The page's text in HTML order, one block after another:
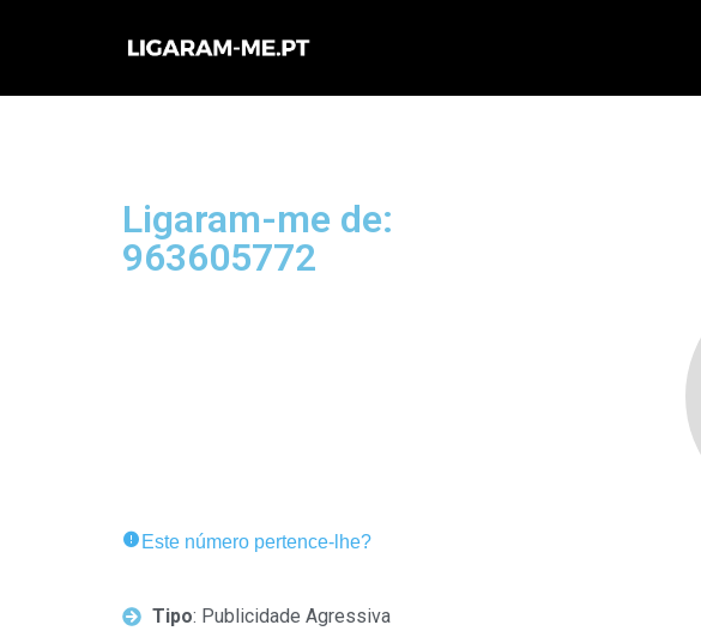
para
Ligaram-me de:
963605772
Este número pertence-lhe?
Tipo: Publicidade Agressiva